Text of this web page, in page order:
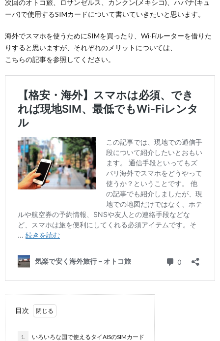
次回のオトコ旅、ロサンゼルス、カンクン(メキシコ)、ハバナ(キュ
ーバ)で使用するSIMカードについて書いていきたいと思います。
海外でスマホを使うためにSIMを買ったり、Wi-Fiルーターを借りた
りすると思いますが、それぞれのメリットについては、
こちらの記事を参照してください。
目次
1. いろいろな国で使えるタイAISのSIMカード